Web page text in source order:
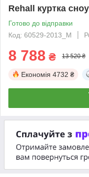
Rehall куртка
Готово до відправки
Код: 60529-2013_M
8 788 ₴ 13 520 ₴
Економія 4732 ₴